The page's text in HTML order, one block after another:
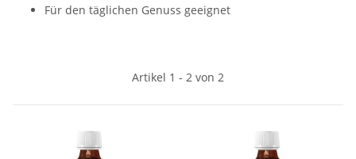
Für den täglichen Genuss geeignet
Artikel 1 - 2 von 2